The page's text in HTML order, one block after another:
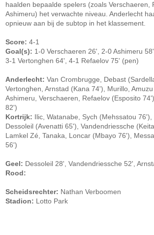
haalden bepaalde spelers (zoals Verschaeren,
Ashimeru) het verwachte niveau. Anderlecht
opnieuw aan bij de subtop in het klassement.
Score: 4-1
Goal(s): 1-0 Verschaeren 26', 2-0 Ashimeru
3-1 Vertonghen 64', 4-1 Refaelov 75' (pen)
Anderlecht: Van Crombrugge, Debast
Vertonghen, Arnstad (Kana 74'), Murillo,
Ashimeru, Verschaeren, Refaelov (Esposito
82')
Kortrijk: Ilic, Watanabe, Sych (Mehssatou 76'),
Dessoleil (Avenatti 65'), Vandendriessche
Lamkel Zé, Tanaka, Loncar (Mbayo 76'),
56')
Geel: Dessoleil 28', Vandendriessche 52',
Rood:
Scheidsrechter: Nathan Verboomen
Stadion: Lotto Park